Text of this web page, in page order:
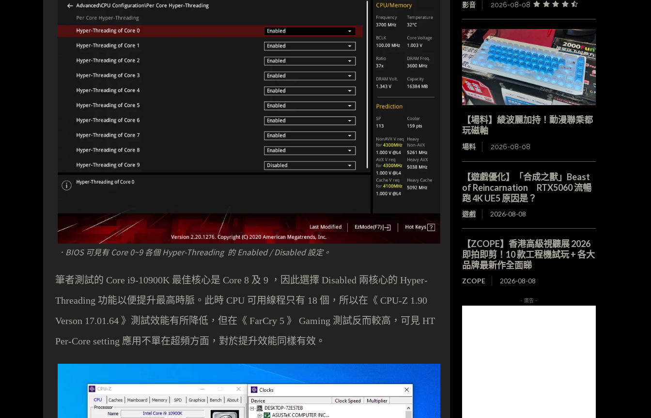
．BIOS 可見有 Core 0~9 各個 Hyper-Threading 的 Enabled / Disabled 設定。
筆者測試的 Core i9-10900K 最佳核心是 Core 8 及 9 ，因此選擇 Disabled 兩核心的 Hyper-
Threading 功能以便提升最高時脈。此時 CPU 可用線程只有 18 個，所以在《 CPU-Z 1.90
Verson 17.01.64 》測試效能有所降低，但在《 FarCry 5 》 Gaming 測試反而較高，可見 HT
Per-Core setting 應用不單在超頻方面，對於提升效能同樣有效。
影音 2026-08-08
【場料】綾波麗加持！動漫聯乘都
玩磁軸
場料 2026-08-08
【遊戲優化】「合成之獸」Beast
of Reincarnation RTX5060 流暢
跑 4K UE5 原因是？
遊戲 2026-08-08
【ZCOPE】香港高級視聽展 2026
即拍即剪！10 款工程機試玩 + 各大
品牌最新作全面睇
ZCOPE 2026-08-08
- 廣告 -